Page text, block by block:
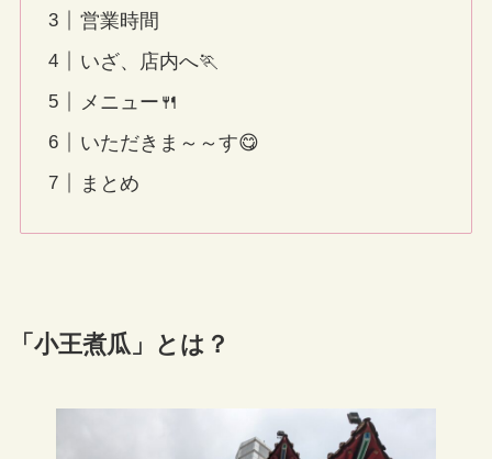
営業時間
いざ、店内へ🏃
メニュー🍴
いただきま～～す😋
まとめ
「小王煮瓜」とは？